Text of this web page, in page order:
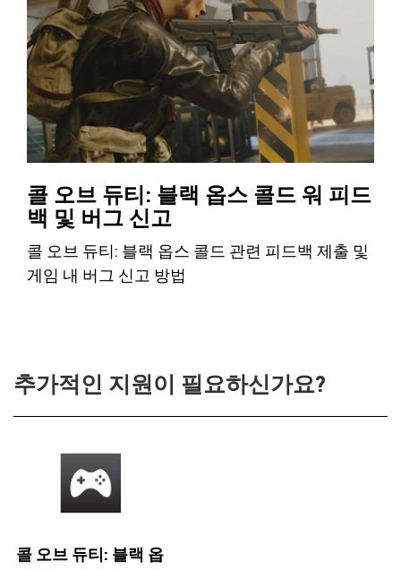
콜 오브 듀티: 블랙 옵스 콜드 워 피드
백 및 버그 신고
콜 오브 듀티: 블랙 옵스 콜드 관련 피드백 제출 및
게임 내 버그 신고 방법
추가적인 지원이 필요하신가요?
콜 오브 듀티: 블랙 옵